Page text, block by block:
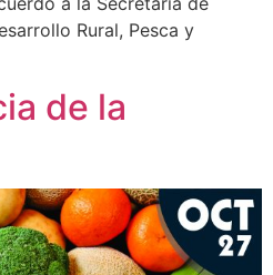
Rural, Pesca y
de la